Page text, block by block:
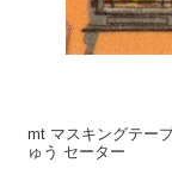
mt マスキングテー
ゅう セーター